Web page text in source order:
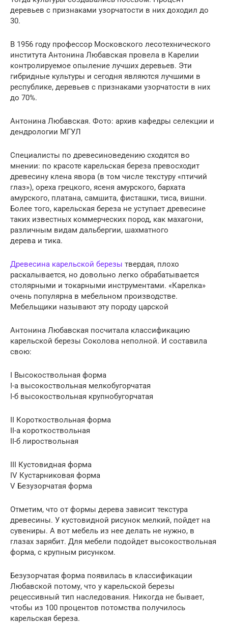
деревьев с признаками узорчатости в них доходил до
30.
В 1956 году профессор Московского лесотехнического
института Антонина Любавская провела в Карелии
контролируемое опыление лучших деревьев. Эти
гибридные культуры и сегодня являются лучшими в
республике, деревьев с признаками узорчатости в них
до 70%.
Антонина Любавская. Фото: архив кафедры селекции и
дендрологии МГУЛ
Специалисты по древесиноведению сходятся во
мнении: по красоте карельская береза превосходит
древесину клена явора (в том числе текстуру «птичий
глаз»), ореха грецкого, ясеня амурского, бархата
амурского, платана, самшита, фисташки, тиса, вишни.
Более того, карельская береза не уступает древесине
таких известных коммерческих пород, как махагони,
различным видам дальбергии, шахматного
дерева и тика.
Древесина карельской березы твердая, плохо
раскалывается, но довольно легко обрабатывается
столярными и токарными инструментами. «Карелка»
очень популярна в мебельном производстве.
Мебельщики называют эту породу царской
Антонина Любавская посчитала классификацию
карельской березы Соколова неполной. И составила
свою:
I Высокоствольная форма
I-а высокоствольная мелкобугорчатая
I-б высокоствольная крупнобугорчатая
II Короткоствольная форма
II-а короткоствольная
II-б лироствольная
III Кустовидная форма
IV Кустарниковая форма
V Безузорчатая форма
Отметим, что от формы дерева зависит текстура
древесины. У кустовидной рисунок мелкий, пойдет на
сувениры. А вот мебель из нее делать не нужно, в
глазах зарябит. Для мебели подойдет высокоствольная
форма, с крупным рисунком.
Безузорчатая форма появилась в классификации
Любавской потому, что у карельской березы
рецессивный тип наследования. Никогда не бывает,
чтобы из 100 процентов потомства получилось
карельская береза.